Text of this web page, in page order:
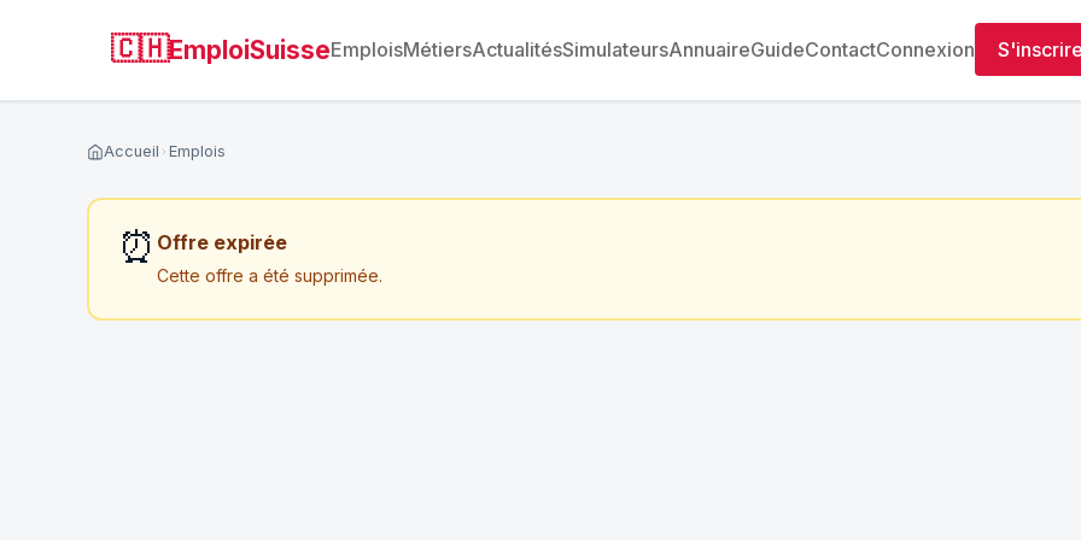
🇨🇭EmploiSuisseEmploisMétiersActualitésSimulateursAnnuaireGuideContactConnexion
Accueil Emplois
⏰ Offre expirée
Cette offre a été supprimée.